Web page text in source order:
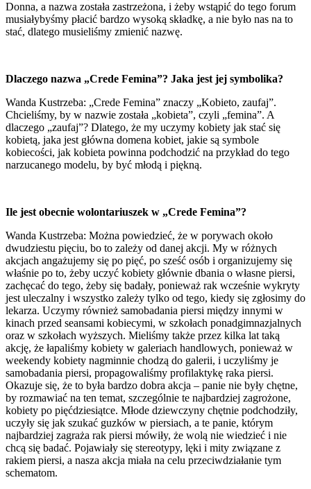
Donna, a nazwa została zastrzeżona, i żeby wstąpić do tego forum
musiałybyśmy płacić bardzo wysoką składkę, a nie było nas na to
stać, dlatego musieliśmy zmienić nazwę.
Dlaczego nazwa „Crede Femina”? Jaka jest jej symbolika?
Wanda Kustrzeba: „Crede Femina” znaczy „Kobieto, zaufaj”.
Chcieliśmy, by w nazwie została „kobieta”, czyli „femina”. A
dlaczego „zaufaj”? Dlatego, że my uczymy kobiety jak stać się
kobietą, jaka jest główna domena kobiet, jakie są symbole
kobiecości, jak kobieta powinna podchodzić na przykład do tego
narzucanego modelu, by być młodą i piękną.
Ile jest obecnie wolontariuszek w „Crede Femina”?
Wanda Kustrzeba: Można powiedzieć, że w porywach około
dwudziestu pięciu, bo to zależy od danej akcji. My w różnych
akcjach angażujemy się po pięć, po sześć osób i organizujemy się
właśnie po to, żeby uczyć kobiety głównie dbania o własne piersi,
zachęcać do tego, żeby się badały, ponieważ rak wcześnie wykryty
jest uleczalny i wszystko zależy tylko od tego, kiedy się zgłosimy do
lekarza. Uczymy również samobadania piersi między innymi w
kinach przed seansami kobiecymi, w szkołach ponadgimnazjalnych
oraz w szkołach wyższych. Mieliśmy także przez kilka lat taką
akcję, że łapaliśmy kobiety w galeriach handlowych, ponieważ w
weekendy kobiety nagminnie chodzą do galerii, i uczyliśmy je
samobadania piersi, propagowaliśmy profilaktykę raka piersi.
Okazuje się, że to była bardzo dobra akcja – panie nie były chętne,
by rozmawiać na ten temat, szczególnie te najbardziej zagrożone,
kobiety po pięćdziesiątce. Młode dziewczyny chętnie podchodziły,
uczyły się jak szukać guzków w piersiach, a te panie, którym
najbardziej zagraża rak piersi mówiły, że wolą nie wiedzieć i nie
chcą się badać. Pojawiały się stereotypy, lęki i mity związane z
rakiem piersi, a nasza akcja miała na celu przeciwdziałanie tym
schematom.